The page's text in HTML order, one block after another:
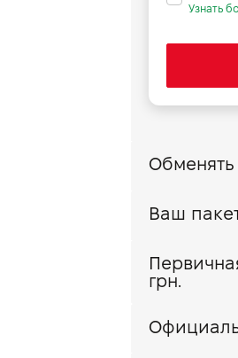
Узнать
грн.